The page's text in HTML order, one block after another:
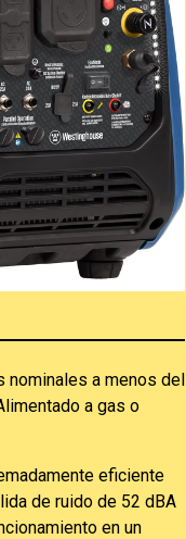
nominales a menos del
a gas o
eficiente
de ruido de 52 dBA
en un